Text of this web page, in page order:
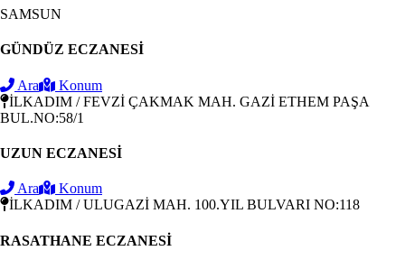
SAMSUN
GÜNDÜZ ECZANESİ
Ara
Konum
İLKADIM / FEVZİ ÇAKMAK MAH. GAZİ ETHEM PAŞA
BUL.NO:58/1
UZUN ECZANESİ
Ara
Konum
İLKADIM / ULUGAZİ MAH. 100.YIL BULVARI NO:118
RASATHANE ECZANESİ